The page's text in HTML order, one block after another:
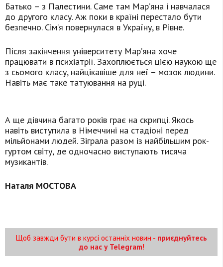
Батько – з Палестини. Саме там Мар’яна і навчалася
до другого класу. Аж поки в країні перестало бути
безпечно. Сім’я повернулася в Україну, в Рівне.
Після закінчення університету Мар’яна хоче
працювати в психіатрії. Захоплюється цією наукою ще
з сьомого класу, найцікавіше для неї – мозок людини.
Навіть має таке татуювання на руці.
А ще дівчина багато років грає на скрипці. Якось
навіть виступила в Німеччині на стадіоні перед
мільйонами людей. Зіграла разом із найбільшим рок-
гуртом світу, де одночасно виступають тисяча
музикантів.
Наталя МОСТОВА
Щоб завжди бути в курсі останніх новин - приєднуйтесь
до нас у Telegram!